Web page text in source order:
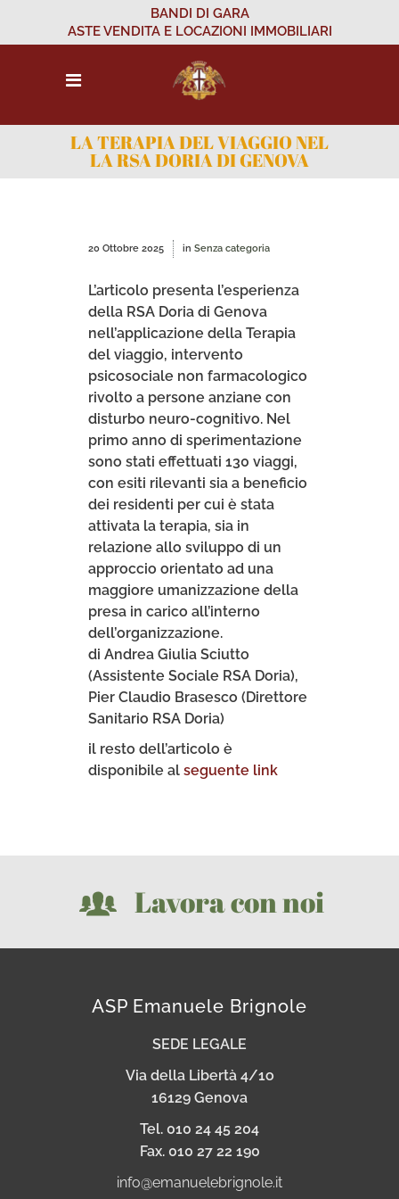
BANDI DI GARA
ASTE VENDITA E LOCAZIONI IMMOBILIARI
LA TERAPIA DEL VIAGGIO NEL
LA RSA DORIA DI GENOVA
20 Ottobre 2025 in Senza categoria
L’articolo presenta l’esperienza
della RSA Doria di Genova
nell’applicazione della Terapia
del viaggio, intervento
psicosociale non farmacologico
rivolto a persone anziane con
disturbo neuro-cognitivo. Nel
primo anno di sperimentazione
sono stati effettuati 130 viaggi,
con esiti rilevanti sia a beneficio
dei residenti per cui è stata
attivata la terapia, sia in
relazione allo sviluppo di un
approccio orientato ad una
maggiore umanizzazione della
presa in carico all’interno
dell’organizzazione.
di Andrea Giulia Sciutto
(Assistente Sociale RSA Doria),
Pier Claudio Brasesco (Direttore
Sanitario RSA Doria)
il resto dell’articolo è
disponibile al seguente link
Lavora con noi
ASP Emanuele Brignole
SEDE LEGALE
Via della Libertà 4/1o
16129 Genova
Tel. 010 24 45 204
Fax. 010 27 22 190
info@emanuelebrignole.it